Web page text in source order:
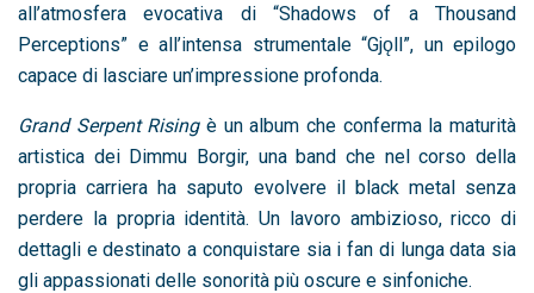
all’atmosfera evocativa di “Shadows of a Thousand
Perceptions” e all’intensa strumentale “Gjǫll”, un epilogo
capace di lasciare un’impressione profonda.
Grand Serpent Risingè un album che conferma la maturità
artistica dei Dimmu Borgir, una band che nel corso della
propria carriera ha saputo evolvere il black metal senza
perdere la propria identità. Un lavoro ambizioso, ricco di
dettagli e destinato a conquistare sia i fan di lunga data sia
gli appassionati delle sonorità più oscure e sinfoniche.